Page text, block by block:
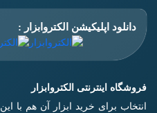
دانلود اپلیکیشن الکتروابزار :
فروشگاه اینترنتی الکتروابزار
انتخاب برای خرید ابزار آن هم با